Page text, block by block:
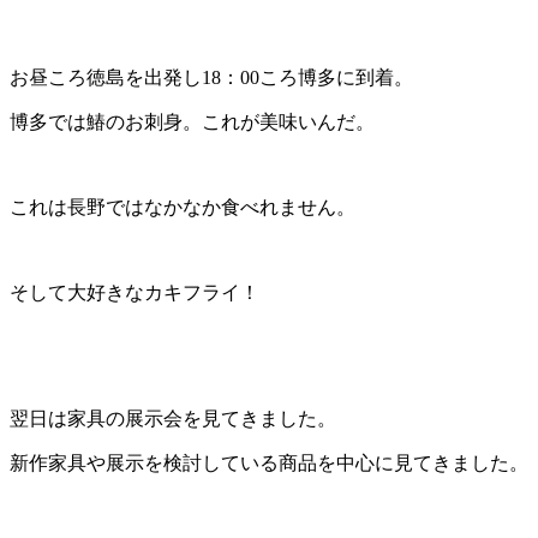
お昼ころ徳島を出発し18：00ころ博多に到着。
博多では鰆のお刺身。これが美味いんだ。
これは長野ではなかなか食べれません。
そして大好きなカキフライ！
翌日は家具の展示会を見てきました。
新作家具や展示を検討している商品を中心に見てきました。